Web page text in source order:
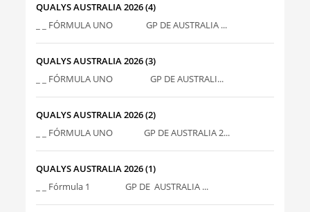
QUALYS AUSTRALIA 2026 (4)
_ _ FÓRMULA UNO GP DE AUSTRALIA ...
QUALYS AUSTRALIA 2026 (3)
_ _ FÓRMULA UNO GP DE AUSTRALI...
QUALYS AUSTRALIA 2026 (2)
_ _ FÓRMULA UNO GP DE AUSTRALIA 2...
QUALYS AUSTRALIA 2026 (1)
_ _ Fórmula 1 GP DE AUSTRALIA ...